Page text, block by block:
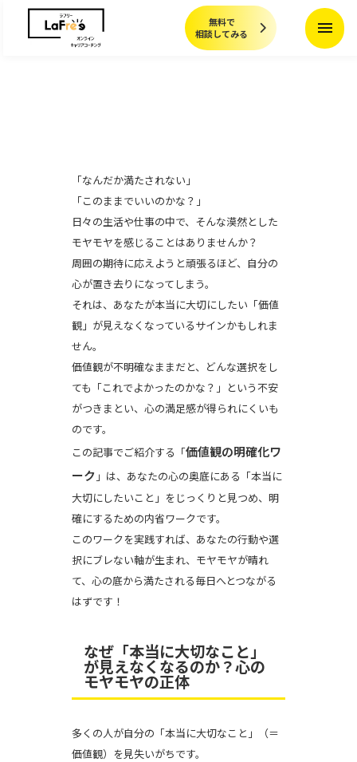
無料で
相談してみる
menu
「なんだか満たされない」
「このままでいいのかな？」
日々の生活や仕事の中で、そんな漠然とした
モヤモヤを感じることはありませんか？
周囲の期待に応えようと頑張るほど、自分の
心が置き去りになってしまう。
それは、あなたが本当に大切にしたい「価値
観」が見えなくなっているサインかもしれま
せん。
価値観が不明確なままだと、どんな選択をし
ても「これでよかったのかな？」という不安
がつきまとい、心の満足感が得られにくいも
のです。
この記事でご紹介する「価値観の明確化ワ
ーク 」は、あなたの心の奥底にある「本当に
大切にしたいこと」をじっくりと見つめ、明
確にするための内省ワークです。
このワークを実践すれば、あなたの行動や選
択にブレない軸が生まれ、モヤモヤが晴れ
て、心の底から満たされる毎日へとつながる
はずです！
なぜ「本当に大切なこと」
が見えなくなるのか？心の
モヤモヤの正体
多くの人が自分の「本当に大切なこと」（＝
価値観）を見失いがちです。